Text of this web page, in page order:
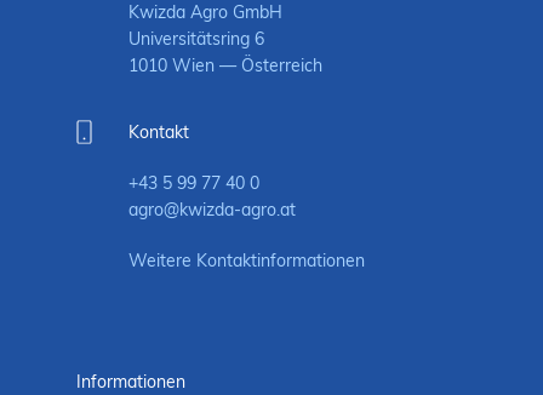
Kwizda Agro GmbH
Universitätsring 6
1010 Wien — Österreich
Kontakt
+43 5 99 77 40 0
agro@kwizda-agro.at
Weitere Kontaktinformationen
Informationen